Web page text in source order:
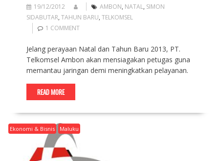
19/12/2012 AMBON, NATAL, SIMON
SIDABUTAR, TAHUN BARU, TELKOMSEL
1 COMMENT
Jelang perayaan Natal dan Tahun Baru 2013, PT.
Telkomsel Ambon akan mensiagakan petugas guna
memantau jaringan demi meningkatkan pelayanan.
READ MORE
Ekonomi & Bisnis Maluku